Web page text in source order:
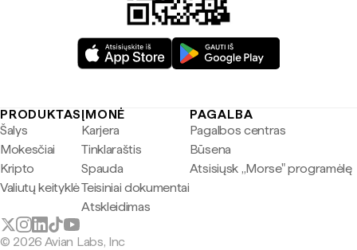
PRODUKTAS
Šalys
Mokesčiai
Kripto
Valiutų keityklė
ĮMONĖ
Karjera
Tinklaraštis
Spauda
Teisiniai dokumentai
Atskleidimas
PAGALBA
Pagalbos centras
Būsena
Atsisiųsk „Morse" programėlę
© 2026 Avian Labs, Inc